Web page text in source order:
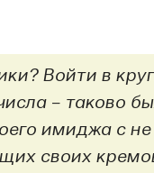
Войти в
– таково
имиджа с
своих